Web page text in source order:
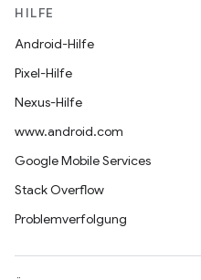
HILFE
Android-Hilfe
Pixel-Hilfe
Nexus-Hilfe
www.android.com
Google Mobile Services
Stack Overflow
Problemverfolgung